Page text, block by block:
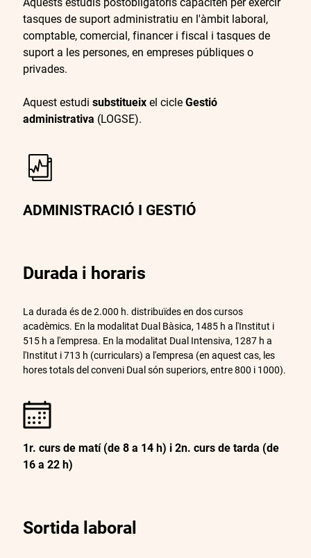
tasques de suport administratiu en l'àmbit laboral,
comptable, comercial, financer i fiscal i tasques de
suport a les persones, en empreses públiques o
privades.
Aquest estudi substitueix el cicle Gestió
administrativa (LOGSE).
ADMINISTRACIÓ I GESTIÓ
Durada i horaris
La durada és de 2.000 h. distribuïdes en dos cursos
acadèmics. En la modalitat Dual Bàsica, 1485 h a l'Institut i
515 h a l'empresa. En la modalitat Dual Intensiva, 1287 h a
l'Institut i 713 h (curriculars) a l'empresa (en aquest cas, les
hores totals del conveni Dual són superiors, entre 800 i 1000).
1r. curs de matí (de 8 a 14 h) i 2n. curs de tarda (de
16 a 22 h)
Sortida laboral